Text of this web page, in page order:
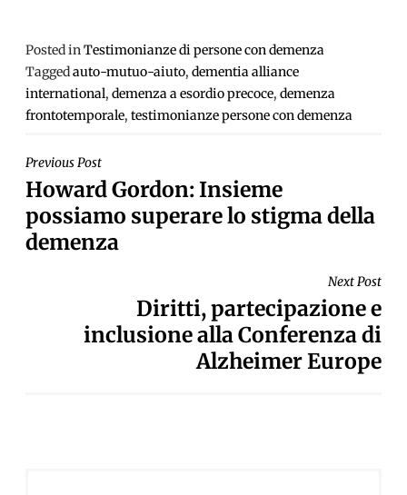
Posted inTestimonianze di persone con demenza
Taggedauto-mutuo-aiuto, dementia alliance
international, demenza a esordio precoce, demenza
frontotemporale, testimonianze persone con demenza
NAVIGAZIONE
ARTICOLI
Previous Post
Howard Gordon: Insieme
possiamo superare lo stigma della
demenza
Next Post
Diritti, partecipazione e
inclusione alla Conferenza di
Alzheimer Europe